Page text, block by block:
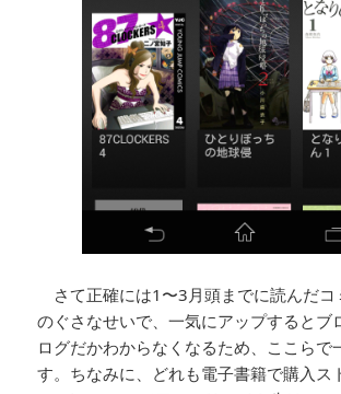
さて正確には1〜3月頭までに読んだコ
のぐさなせいで、一気にアップするとブ
ログだかわからなくなるため、ここらで
す。ちなみに、どれも電子書籍で購入ス